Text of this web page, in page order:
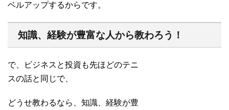
ベルアップするからです。
知識、経験が豊富な人から教わろう！
で、ビジネスと投資も先ほどのテニ
スの話と同じで、
どうせ教わるなら、知識、経験が豊